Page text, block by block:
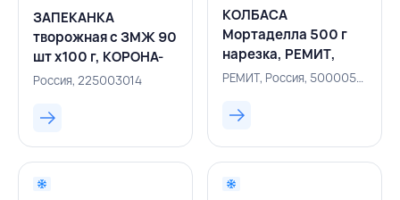
ЗАПЕКАНКА
творожная с ЗМЖ 90
шт х100 г, КОРОНА-
ФУД, РОССИЯ
Россия, 225003014
КОЛБАСА
Мортаделла 500 г
нарезка, РЕМИТ,
РОССИЯ
РЕМИТ, Россия, 500005454